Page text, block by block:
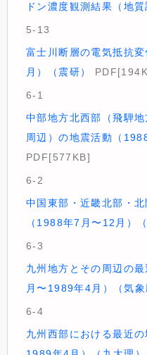
ドン濃度観測結果（地質
5-13
富士川断層の電気抵抗
月）（震研）
6-1
中部地方北西部（飛騨
周辺）の地震活動（
PDF[577KB]
6-2
中国東部・近畿北部・
（1988年7月〜12月）（
6-3
九州地方とその周辺の
月〜1989年4月）（気象
6-4
九州西部における最近